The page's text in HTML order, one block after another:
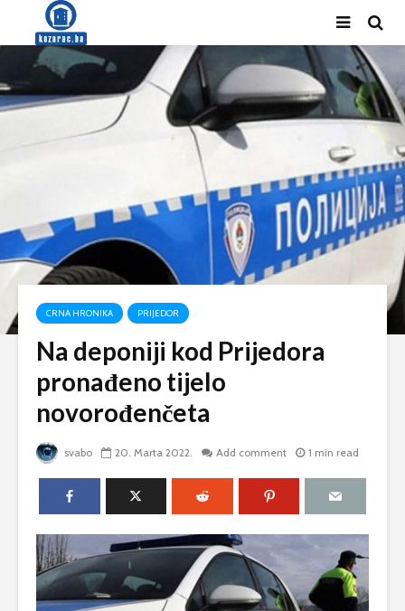
CRNA HRONIKA PRIJEDOR
Na deponiji kod Prijedora
pronađeno tijelo
novorođenčeta
svabo 20. Marta 2022. Add comment 1 min read